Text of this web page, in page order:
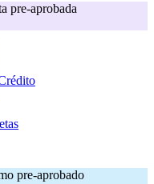
pre-aprobada
pre-aprobado